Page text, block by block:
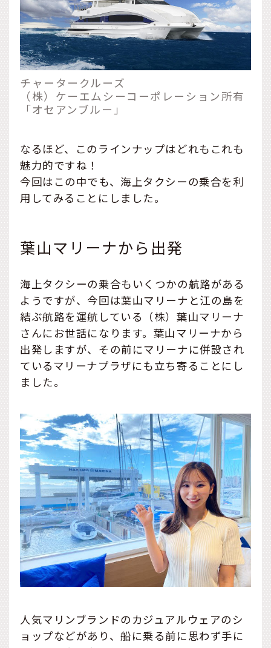
チャータークルーズ
（株）ケーエムシーコーポレーション所有
「オセアンブルー」
なるほど、このラインナップはどれもこれも
魅力的ですね！
今回はこの中でも、海上タクシーの乗合を利
用してみることにしました。
葉山マリーナから出発
海上タクシーの乗合もいくつかの航路がある
ようですが、今回は葉山マリーナと江の島を
結ぶ航路を運航している（株）葉山マリーナ
さんにお世話になります。葉山マリーナから
出発しますが、その前にマリーナに併設され
ているマリーナプラザにも立ち寄ることにし
ました。
人気マリンブランドのカジュアルウェアのシ
ョップなどがあり、船に乗る前に思わず手に